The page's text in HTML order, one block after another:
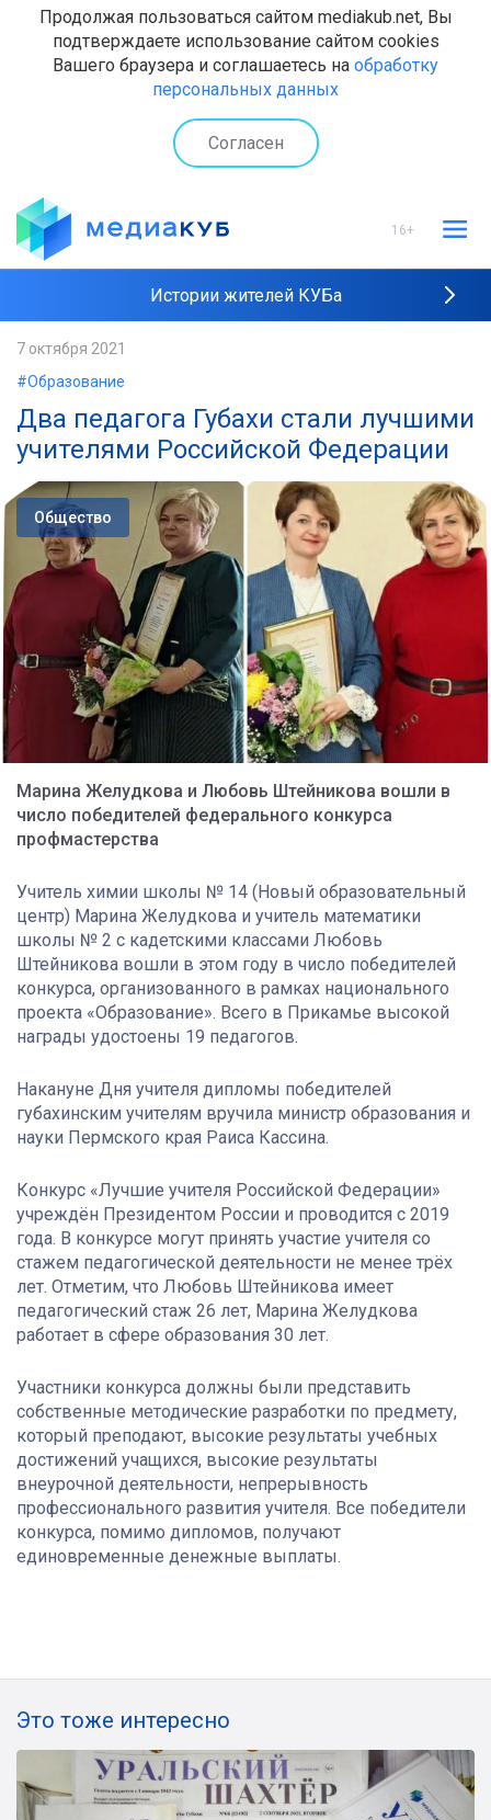
Продолжая пользоваться сайтом mediakub.net, Вы
подтверждаете использование сайтом cookies
Вашего браузера и соглашаетесь на обработку
персональных данных
Согласен
16+
Истории жителей КУБа
Наши интервью
7 октября 2021
#Образование
Два педагога Губахи стали лучшими
учителями Российской Федерации
Общество
Марина Желудкова и Любовь Штейникова вошли в
число победителей федерального конкурса
профмастерства
Учитель химии школы № 14 (Новый образовательный
центр) Марина Желудкова и учитель математики
школы № 2 с кадетскими классами Любовь
Штейникова вошли в этом году в число победителей
конкурса, организованного в рамках национального
проекта «Образование». Всего в Прикамье высокой
награды удостоены 19 педагогов.
Накануне Дня учителя дипломы победителей
губахинским учителям вручила министр образования и
науки Пермского края Раиса Кассина.
Конкурс «Лучшие учителя Российской Федерации»
учреждён Президентом России и проводится с 2019
года. В конкурсе могут принять участие учителя со
стажем педагогической деятельности не менее трёх
лет. Отметим, что Любовь Штейникова имеет
педагогический стаж 26 лет, Марина Желудкова
работает в сфере образования 30 лет.
Участники конкурса должны были представить
собственные методические разработки по предмету,
который преподают, высокие результаты учебных
достижений учащихся, высокие результаты
внеурочной деятельности, непрерывность
профессионального развития учителя. Все победители
конкурса, помимо дипломов, получают
единовременные денежные выплаты.
Это тоже интересно